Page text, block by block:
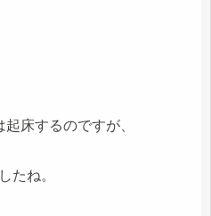
床するのですが、
たね。